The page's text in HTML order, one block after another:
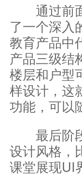
通过前面
了一个深入
教育产品中
产品三级结
楼层和户型
样设计，这
功能，可以
最后阶段
设计风格，
课堂展现UI